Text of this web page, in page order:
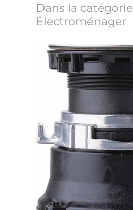
Dans la catégorie
Électroménager